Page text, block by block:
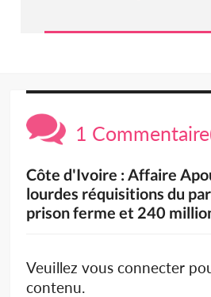
1
Côte d'Ivoire : Affaire
lourdes réquisitions du
prison ferme et 240
Veuillez vous connecter
contenu.